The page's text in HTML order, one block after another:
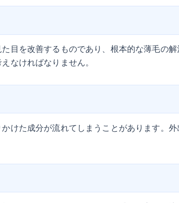
目を改善するものであり、根本的な薄毛の
なければなりません。
けた成分が流れてしまうことがあります。